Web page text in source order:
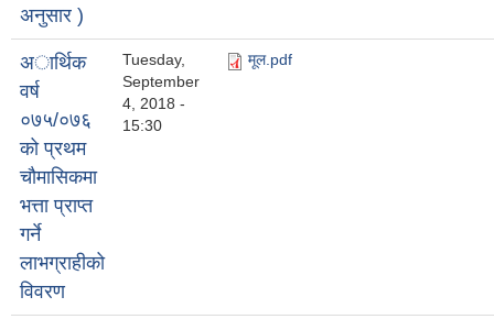
अनुसार )
अार्थिक
वर्ष
०७५/०७६
को प्रथम
चाैमासिकमा
भत्ता प्राप्त
गर्ने
लाभग्राहीको
विवरण
Tuesday,
September
4, 2018 -
15:30
मूल.pdf